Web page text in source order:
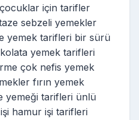
için tarifler
sebzeli yemekler
yemek tarifleri bir sürü
yemek tarifleri
çok nefis yemek
fırın yemek
yemeği tarifleri ünlü
hamur işi tarifleri